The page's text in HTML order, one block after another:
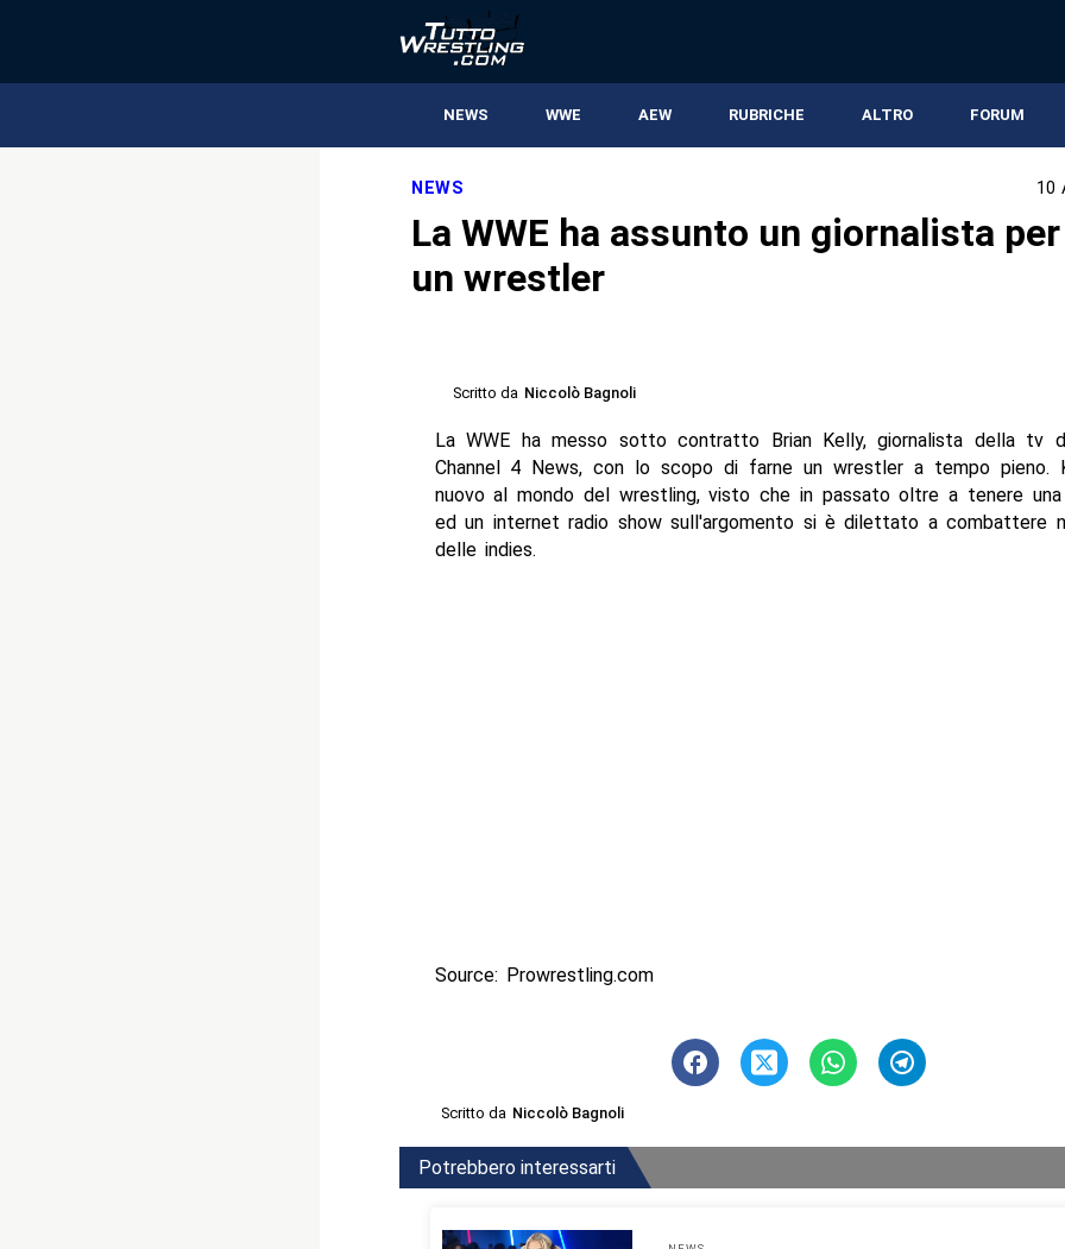
NEWS WWE AEW RUBRICHE ALTRO FORUM
NEWS 10
La WWE ha assunto un giornalista
un wrestler
Scritto da Niccolò Bagnoli
La WWE ha messo sotto contratto Brian Kelly, giornalista della tv
Channel 4 News, con lo scopo di farne un wrestler a tempo pieno.
nuovo al mondo del wrestling, visto che in passato oltre a tenere
ed un internet radio show sull'argomento si è dilettato a combattere
delle indies.
Source: Prowrestling.com
Scritto da Niccolò Bagnoli
Potrebbero interessarti